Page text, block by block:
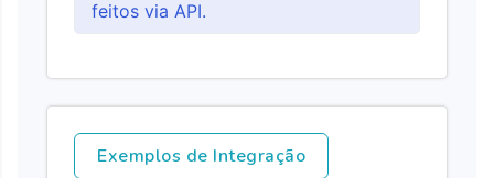
feitos via API.
Exemplos de Integração